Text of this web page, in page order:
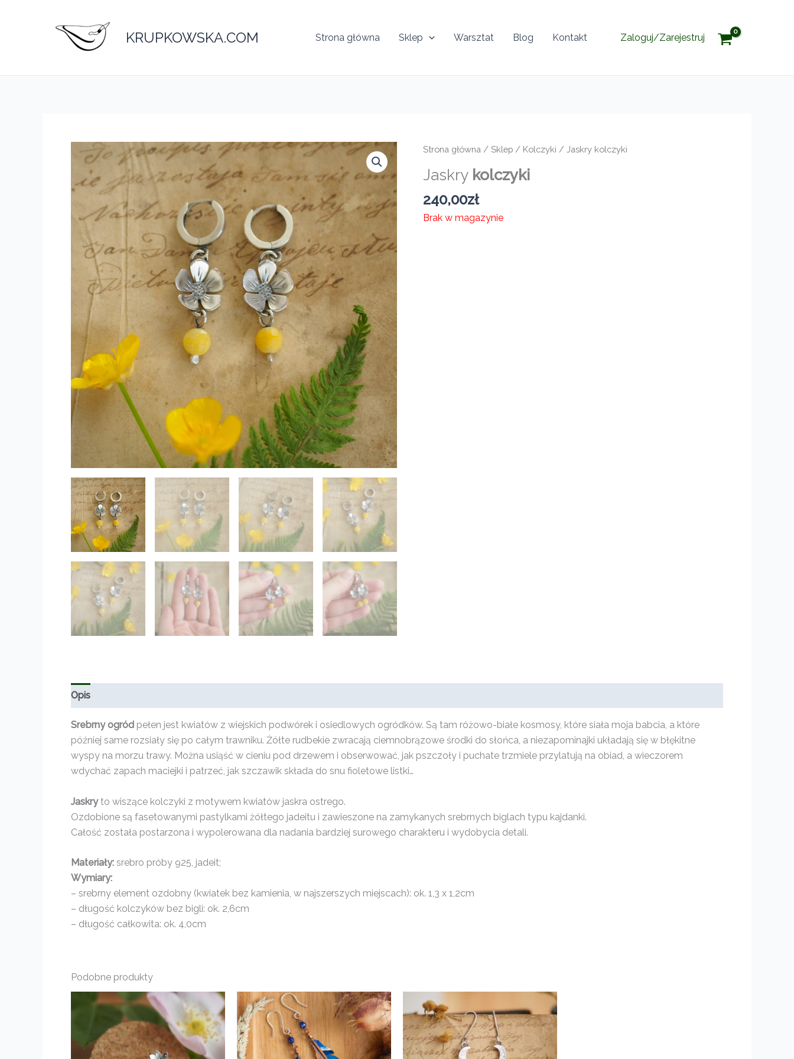
KRUPKOWSKA.COM Strona główna Sklep Warsztat Blog Kontakt Zaloguj/Zarejestruj
Strona główna /Sklep / Kolczyki / Jaskry kolczyki
Jaskry kolczyki
240,00zł
Brak w magazynie
Opis
Srebrny ogród pełen jest kwiatów z wiejskich podwórek i osiedlowych ogródków. Są tam różowo-białe kosmosy, które siała moja babcia, a które
później same rozsiały się po całym trawniku. Żółte rudbekie zwracają ciemnobrązowe środki do słońca, a niezapominajki układają się w błękitne
wyspy na morzu trawy. Można usiąść w cieniu pod drzewem i obserwować, jak pszczoły i puchate trzmiele przylatują na obiad, a wieczorem
wdychać zapach maciejki i patrzeć, jak szczawik składa do snu fioletowe listki…
Jaskryto wiszące kolczyki z motywem kwiatów jaskra ostrego.
Ozdobione są fasetowanymi pastylkami żółtego jadeitu i zawieszone na zamykanych srebrnych biglach typu kajdanki.
Całość została postarzona i wypolerowana dla nadania bardziej surowego charakteru i wydobycia detali.
Materiały: srebro próby 925, jadeit;
Wymiary:
– srebrny element ozdobny (kwiatek bez kamienia, w najszerszych miejscach): ok. 1,3 x 1,2cm
– długość kolczyków bez bigli: ok. 2,6cm
– długość całkowita: ok. 4,0cm
Podobne produkty